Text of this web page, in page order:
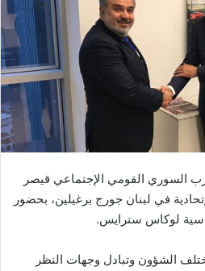
السوري القومي الإجتماعي قيصر
في لبنان جورج برغيلين، بحضور
لوكاس سترايس.
الشؤون وتبادل وجهات النظر